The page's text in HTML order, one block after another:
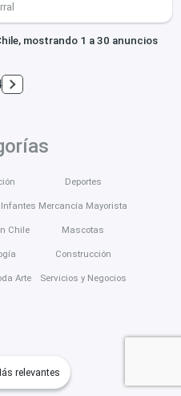
relevantes
mostrando 1 a 30 anuncios
Chile
Arte
Deportes
Mercancía Mayorista
Mascotas
Construcción
Servicios y Negocios